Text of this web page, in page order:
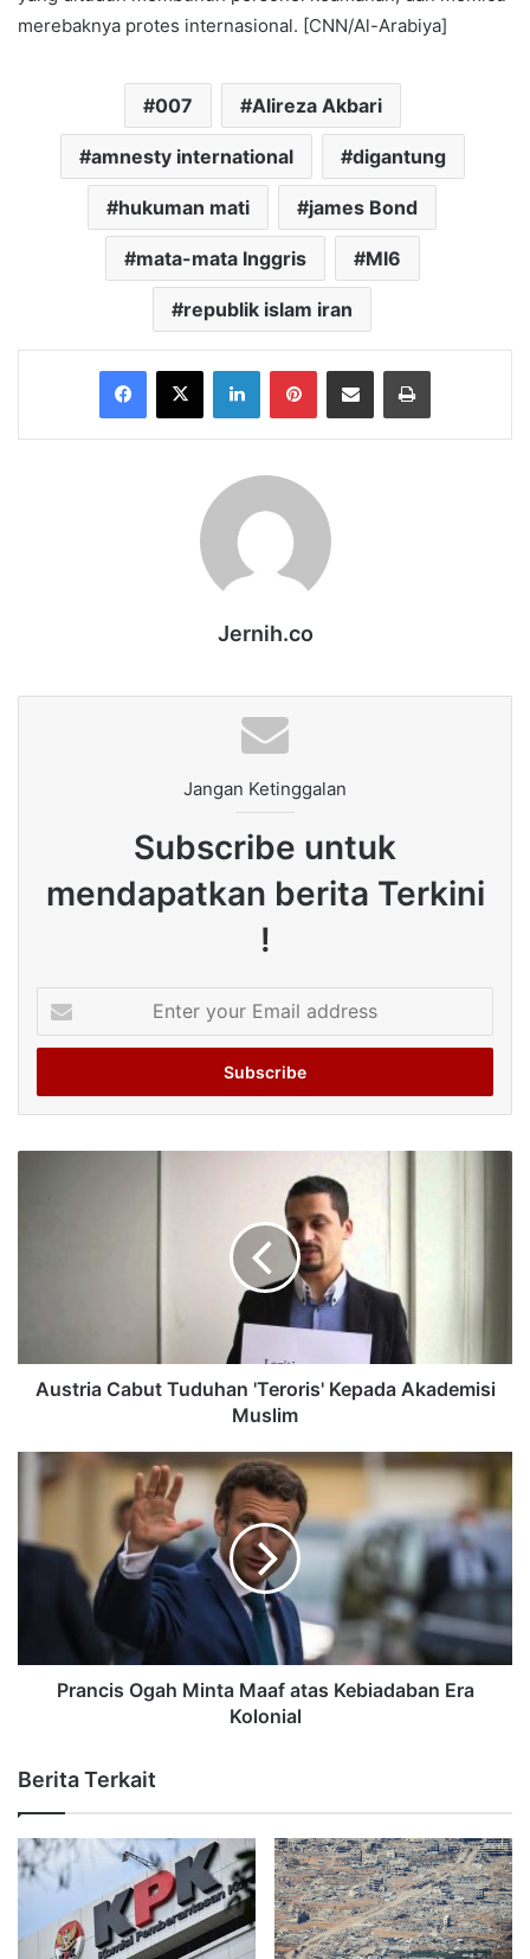
merebaknya protes internasional. [CNN/Al-Arabiya]
007 Alireza Akbari
amnesty international digantung
hukuman mati james Bond
mata-mata Inggris MI6
republik islam iran
Facebook
X LinkedInPinterestShare via Email Print
Jernih.co
Jangan Ketinggalan
Subscribe untuk
mendapatkan berita Terkini
!
your
Email
Austria Cabut Tuduhan 'Teroris' Kepada Akademisi
Muslim
Prancis Ogah Minta Maaf atas Kebiadaban Era
Kolonial
Berita Terkait